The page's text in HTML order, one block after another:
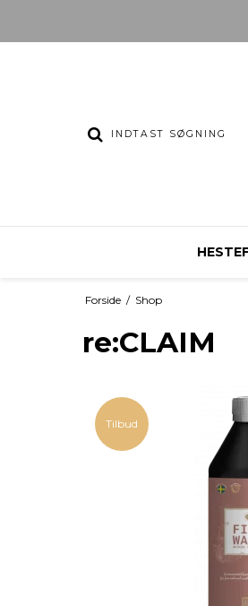
Forside / Shop
re:CLAIM
Tilbud